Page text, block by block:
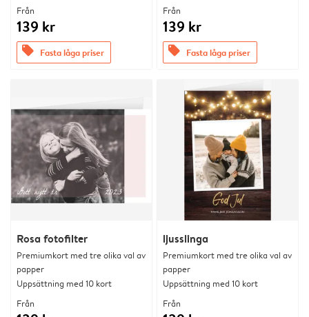
Från
139 kr
offers Fasta låga priser
Från
139 kr
offers Fasta låga priser
Rosa fotofilter
Premiumkort med tre olika val av
papper
Uppsättning med 10 kort
Från
ljusslinga
Premiumkort med tre olika val av
papper
Uppsättning med 10 kort
Från